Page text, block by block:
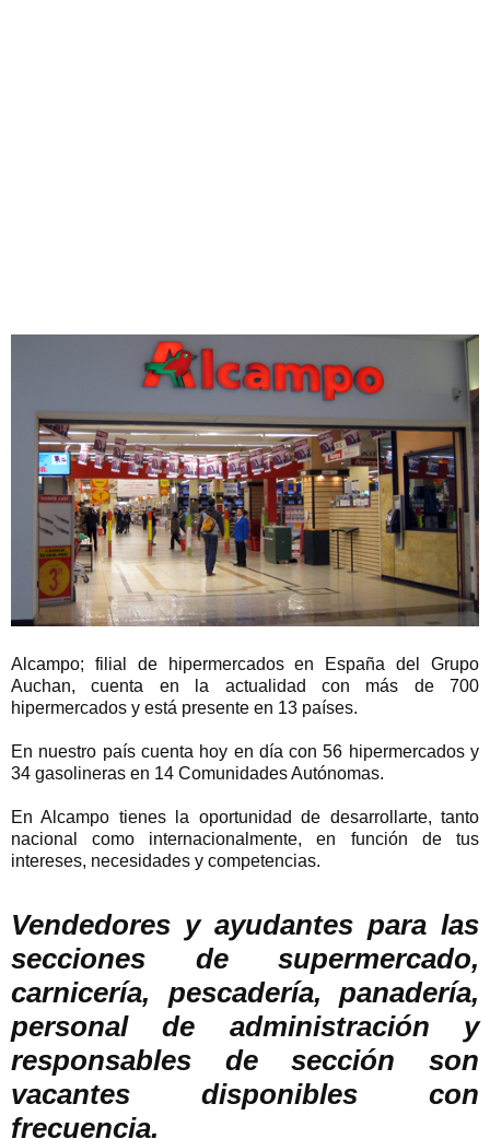
Alcampo; filial de hipermercados en España del Grupo
Auchan, cuenta en la actualidad con más de 700
hipermercados y está presente en 13 países.
En nuestro país cuenta hoy en día con 56 hipermercados y
34 gasolineras en 14 Comunidades Autónomas.
En Alcampo tienes la oportunidad de desarrollarte, tanto
nacional como internacionalmente, en función de tus
intereses, necesidades y competencias.
Vendedores y ayudantes para las
secciones de supermercado,
carnicería, pescadería, panadería,
personal de administración y
responsables de sección son
vacantes disponibles con
frecuencia.